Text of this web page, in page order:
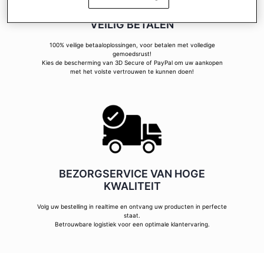
VEILIG BETALEN
100% veilige betaaloplossingen, voor betalen met volledige
gemoedsrust!
Kies de bescherming van 3D Secure of PayPal om uw aankopen
met het volste vertrouwen te kunnen doen!
BEZORGSERVICE VAN HOGE
KWALITEIT
Volg uw bestelling in realtime en ontvang uw producten in perfecte
staat.
Betrouwbare logistiek voor een optimale klantervaring.